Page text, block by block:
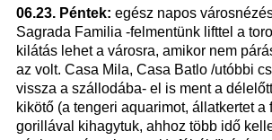
06.23. Péntek: egész napos
Sagrada Familia -felmentünk lifttel a
kilátás lehet a városra, amikor nem
az volt. Casa Mila, Casa Batlo /utóbbi
vissza a szállodába- el is ment a
kikötő (a tengeri aquarimot, állatkertet a
gorillával kihagytuk, ahhoz több idő